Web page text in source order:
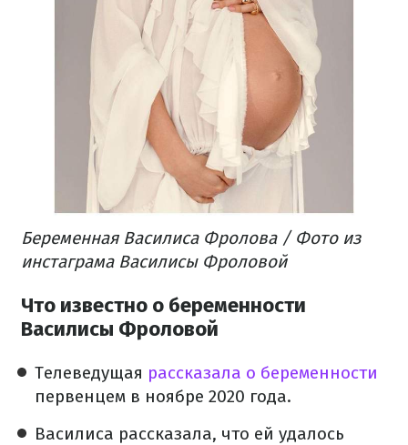
Беременная Василиса Фролова / Фото из
инстаграма Василисы Фроловой
Что известно о беременности
Василисы Фроловой
Телеведущая рассказала о беременности
первенцем в ноябре 2020 года.
Василиса рассказала, что ей удалось